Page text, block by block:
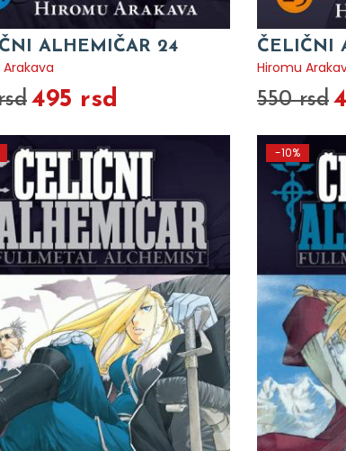
ALHEMIČAR 24
495 rsd
ČELIČNI
Hiromu
550 rsd
-10%